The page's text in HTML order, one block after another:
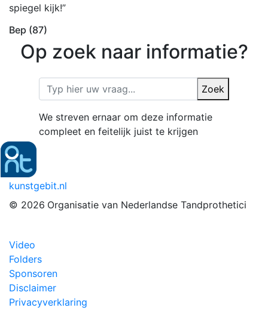
spiegel kijk!”
Bep (87)
Op zoek naar informatie?
Zoek
We streven ernaar om deze informatie
compleet en feitelijk juist te krijgen
kunstgebit.nl
© 2026 Organisatie van Nederlandse Tandprothetici
Video
Folders
Sponsoren
Disclaimer
Privacyverklaring